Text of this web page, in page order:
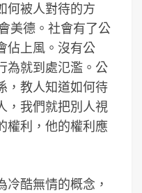
何被人對待的方
美德。社會有了公
佔上風。沒有公
為就到處氾濫。公
，教人知道如何待
，我們就把別人視
權利，他的權利應
酷無情的概念，